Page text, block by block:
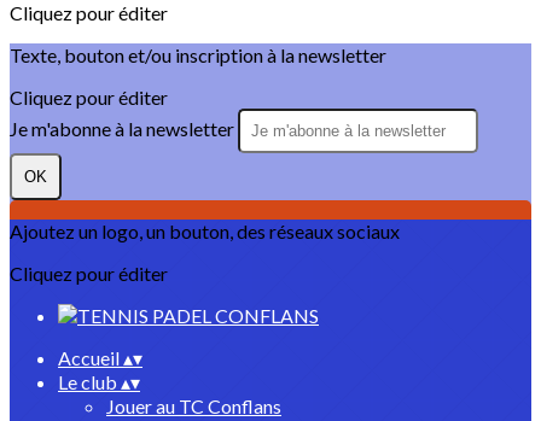
Cliquez pour éditer
Texte, bouton et/ou inscription à la newsletter
Cliquez pour éditer
Je m'abonne à la newsletter
OK
Ajoutez un logo, un bouton, des réseaux sociaux
Cliquez pour éditer
Accueil▴▾
Le club ▴▾
Jouer au TC Conflans